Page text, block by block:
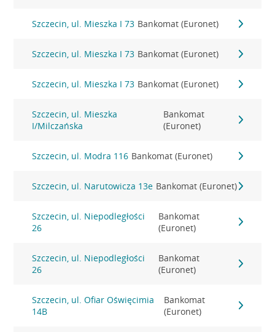
Szczecin, ul. Mieszka I 73 Bankomat (Euronet)
Szczecin, ul. Mieszka I 73 Bankomat (Euronet)
Szczecin, ul. Mieszka I 73 Bankomat (Euronet)
Szczecin, ul. Mieszka
I/Milczańska
Bankomat
(Euronet)
Szczecin, ul. Modra 116 Bankomat (Euronet)
Szczecin, ul. Narutowicza 13e Bankomat (Euronet)
Szczecin, ul. Niepodległości
26
Bankomat
(Euronet)
Szczecin, ul. Niepodległości
26
Bankomat
(Euronet)
Szczecin, ul. Ofiar Oświęcimia
14B
Bankomat
(Euronet)